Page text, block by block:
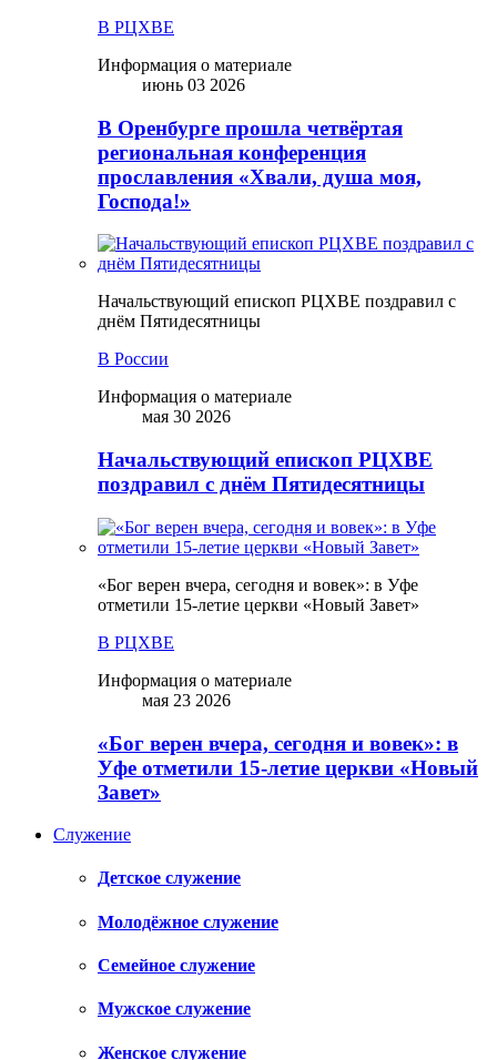
В РЦХВЕ
Информация о материале
июнь 03 2026
В Оренбурге прошла четвёртая
региональная конференция
прославления «Хвали, душа моя,
Господа!»
Начальствующий епископ РЦХВЕ поздравил с
днём Пятидесятницы
В России
Информация о материале
мая 30 2026
Начальствующий епископ РЦХВЕ
поздравил с днём Пятидесятницы
«Бог верен вчера, сегодня и вовек»: в Уфе
отметили 15-летие церкви «Новый Завет»
В РЦХВЕ
Информация о материале
мая 23 2026
«Бог верен вчера, сегодня и вовек»: в
Уфе отметили 15-летие церкви «Новый
Завет»
Служение
Детское служение
Молодёжное служение
Семейное служение
Мужское служение
Женское служение